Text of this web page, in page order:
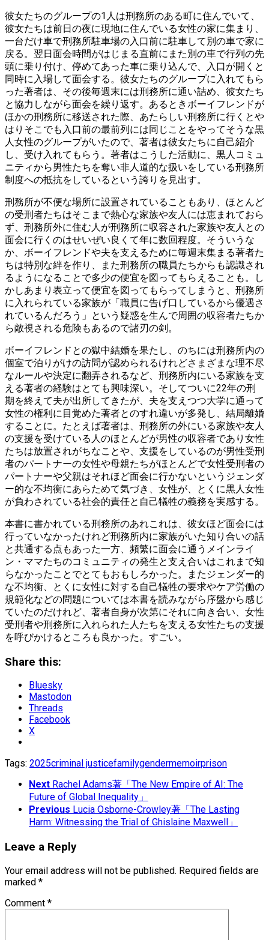
彼女たちのグループの1人は刑務所のある町に住んでいて、
彼女たちは前日の夜に現地に住んでいる女性の家に集まり、
一台だけ車で刑務所駐車場の入口前に駐車して別の車で家に
戻る。翌日面会時間がはじまる直前にまた別の車で行列の先
頭に乗り付け、停めてあった車に乗り込んで、入口が開くと
同時に入場して面会する。彼女たちのグループに入れてもら
った著者は、その後毎週末には刑務所に通い詰め、彼女たち
と協力しながら面会を繰り返す。あるときボーイフレンドが
ほかの刑務所に移送された際、あたらしい刑務所に行くとや
はりそこでも入口前の最前列には同じことをやってそうな黒
人女性のグループがいたので、著者は彼女たちに自己紹介
し、受け入れてもらう。著者はこうした活動に、黒人コミュ
ニティから男性たちを奪い非人道的な扱いをしている刑務所
制度への抵抗をしているという誇りを見出す。
刑務所が不便な場所に設置されていることもあり、ほとんど
の受刑者たちはそこまで熱心な家族や友人には恵まれておら
ず、刑務所外に住む人が刑務所に収容された家族や友人との
面会に行くのはせいぜい良くて年に数回程度。そういうな
か、ボーイフレンドや夫を支えるために毎週末集まる著者た
ちは特別な絆を作り、また刑務所の職員たちからも認識され
るようになることで多少の便宜を図ってもらえることも。し
かしあまり表立って便宜を図ってもらってしまうと、刑務所
に入れられている家族が「職員に告げ口しているから優遇さ
れているんだろう」という疑惑を生んで周囲の収容者たちか
ら敵視される危険もあるので諸刃の剣。
ボーイフレンドとの獄中結婚を果たし、のちには刑務所内の
個室で泊りがけの訪問が認められるけれどさまざまな理不尽
なルールや決定に翻弄されるなど、刑務所内にいる家族を支
える著者の経験はとても興味深い。そしてついに22年の刑
期を終えて夫が出所してきたが、夫を支えつつ大学に通って
女性の権利に目覚めた著者とのすれ違いが多発し、結局離婚
することに。たとえば著者は、刑務所の外にいる家族や友人
の支援を受けている人のほとんどが男性の収容者であり女性
たちは放置されがちなことや、支援をしているのが男性受刑
者のパートナーの女性や母親たちがほとんどで女性受刑者の
パートナーや父親はそれほど面会に行かないというジェンダ
ー的な不均衡にあらためて気づき、女性が、とくに黒人女性
が負わされている社会的責任と自己犠牲の義務を実感する。
本書に書かれている刑務所のあれこれは、彼女ほど面会には
行っていなかったけれど刑務所内に家族がいた知り合いの話
と共通する点もあった一方、頻繁に面会に通うメインライ
ン・ママたちのコミュニティの発生と支え合いはこれまで知
らなかったことでとてもおもしろかった。またジェンダー的
な不均衡、とくに女性に対する自己犠牲の要求やケア労働の
規範化などの問題については本書を読みながら序盤から感じ
ていたのだけれど、著者自身が次第にそれに向き合い、女性
受刑者や刑務所に入れられた人たちを支える女性たちの支援
を呼びかけるところも良かった。すごい。
Share this:
Bluesky
Mastodon
Threads
Facebook
X
Tags: 2025criminal justicefamilygendermemoirprison
Next Rachel Adams著「The New Empire of AI: The
Future of Global Inequality」
Previous Lucia Osborne-Crowley著「The Lasting
Harm: Witnessing the Trial of Ghislaine Maxwell」
Leave a Reply
Your email address will not be published. Required fields are
marked *
Comment *